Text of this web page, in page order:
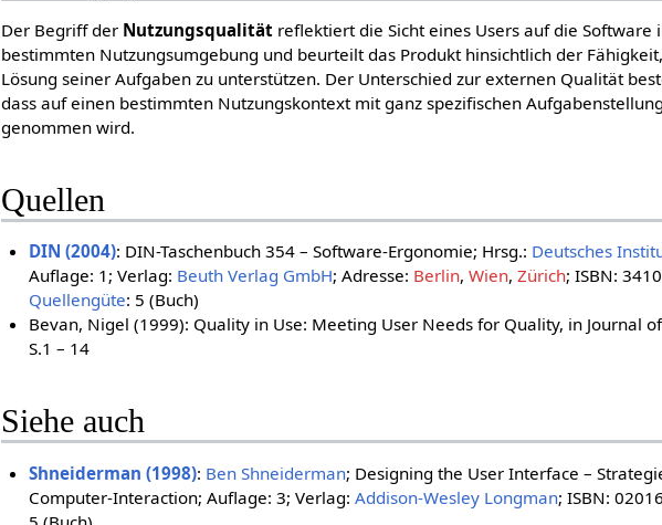
Der Begriff der Nutzungsqualität reflektiert die Sicht eines Users auf die Software
bestimmten Nutzungsumgebung und beurteilt das Produkt hinsichtlich der
Lösung seiner Aufgaben zu unterstützen. Der Unterschied zur externen Qualität
dass auf einen bestimmten Nutzungskontext mit ganz spezifischen
genommen wird.
Quellen
DIN (2004): DIN-Taschenbuch 354 – Software-Ergonomie; Hrsg.: Deutsches
Auflage: 1; Verlag: Beuth Verlag GmbH; Adresse: Berlin, Wien, Zürich; ISBN:
Quellengüte: 5 (Buch)
Bevan, Nigel (1999): Quality in Use: Meeting User Needs for Quality, in Journal
S.1 – 14
Siehe auch
Shneiderman (1998): Ben Shneiderman; Designing the User Interface –
Computer-Interaction; Auflage: 3; Verlag: Addison-Wesley Longman; ISBN: